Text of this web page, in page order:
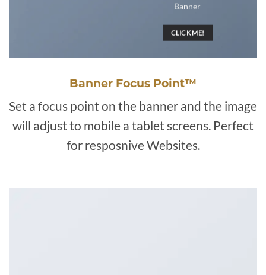
Banner
CLICK ME!
Banner Focus Point™
Set a focus point on the banner and the image
will adjust to mobile a tablet screens. Perfect
for resposnive Websites.